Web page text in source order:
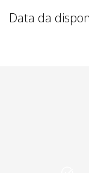
Data da